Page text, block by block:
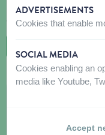
recherchez sont
à leur demander de
ADVERTISEMENTS
Cookies that enable
SOCIAL MEDIA
Cookies enabling an
media like Youtube,
Accept